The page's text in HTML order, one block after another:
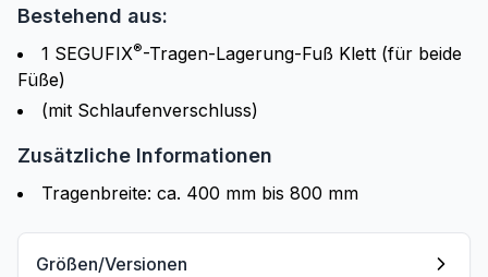
Bestehend aus:
1 SEGUFIX®-Tragen-Lagerung-Fuß Klett (für beide
Füße)
(mit Schlaufenverschluss)
Zusätzliche Informationen
Tragenbreite: ca. 400 mm bis 800 mm
Größen/Versionen